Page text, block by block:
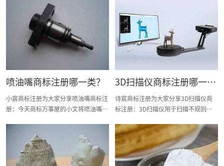
册证书有效期等资料整理出来。
喷油嘴商标注册哪一类？
小宸商标注册为大家分享喷油嘴商标注
册：今天商标万事屋的小文将喷油嘴商
标注册证书有效期等资料整理出来。
3D扫描仪商标注册哪一
类？
诗宸商标注册为大家分享3D扫描仪商
标注册：3D扫描仪用于扫描不规则物
激光照射到物体上或用传感器，获取多
个三维坐标数据。从国家知识产权局商
标局的商标分类查询得知，3D扫描仪
商标注册建议3D扫描仪商标注册类